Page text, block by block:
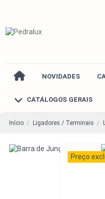
NOVIDADES
CATÁLOGOS GERAIS
Início Ligadores / Terminais
Preço